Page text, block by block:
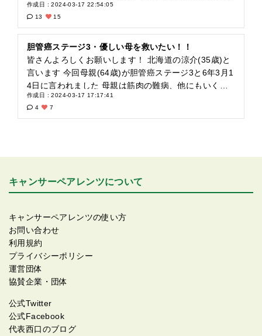
来て少し明るい話題も増えました しかし それ以前（手
術）にもっと大切な事気付きました 母の体重です 母は
元々痩せ型で ここ2年位は３７キロ台をキープしてい
たそうなのですが 現在体重は３５キロです ご飯も少量
ずつしか食べられません 理由→『朝は調子良いが・ご
飯食べるとムカムカする、夜は調子悪い』 なのでほと
んど食べられません とても気になって色々調べると
【悪液質】と言うのが原因なのでは？ と思いました 治
療の薬もあるようですが母は対象では無さそうで、対
うなので今後調べてみます！ 『体重減少と食欲不振の
なのでまずは明日の抗がん剤治療の前に先生とは相談
してみますが 皆さんからの良い経験のお話があれば凄
く聞きたいです‼ またまたお願いばかりですいません
（笑） それでわ失礼します！
性があると思い仕事を5日休みを頂き、母の行きたい所
へ旅行へ行きます しかし 先程母の友人の葬式があり
｢母の友人の妹もガンで抗がん剤をやっている｣と聞い
たようです すると｢・皮膚の異常・味覚の異常・横に
なって寝ている時間がほとんど｣と言う話を聞いて凄く
怖がっていて 旅を楽しめるような状況では無くどうに
かしたいと思っています 特に初回は抗がん剤の量も多
く副作用が強く出るようで 少しでも安心させてあげら
れる情報等があればとても助かります！ 初回の抗がん
作成日 : 2024-03-17 22:54:05
13
15
胆管癌ステージ3・優しい母を救いたい！！
皆さんよろしくお願いします！ 北海道の涼介(35歳)と
言います 今回母親(64歳)が胆管癌ステージ3と6年3月1
4日に言われました 母親は筋肉の難病、他にもいくつ
かの病気を乗り越えてこれました 現在母に孫ができま
した 母には生きがいがあります 64歳の母親は｢70歳ま
らやっと自由が聞くというタイミングでした 本当に優
しい人です なので 僕は母親が70歳まで生きれるよう
んの動画をYouTubeでみつけてこのサイトに出会いま
した！ もし可能ならば同じ病気でなにか参考になる事
があるかも知れないので情報共有して頂けるととても
助かります！ 母のガンを知り僕は5日間休みを頂きこ
れから母を旅行に連れて行く予定です！ 母が抗がん剤
治療を初めたら出来なくなる事もあるとの事で4月まで
出来ないらしです (抗がん剤で腫瘍が小さくなれば手術
の可能性もあるようです) 母にはこのサイトの事を簡単
に説明しました！僕自身このサイトを知ったのが昨日
作成日 : 2024-03-17 17:17:41
4
7
キャンサーペアレンツについて
キャンサーペアレンツの使い方
お問い合わせ
利用規約
プライバシーポリシー
運営団体
協賛企業・団体
公式Twitter
公式Facebook
代表西口のブログ